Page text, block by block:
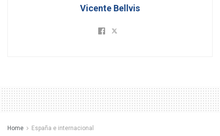
Vicente Bellvis
Home España e internacional